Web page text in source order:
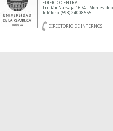
EDIFICIO CENTRAL
Tristán Narvaja 1674 - Montevideo
Teléfono: (598) 24008555
DIRECTORIO DE INTERNOS